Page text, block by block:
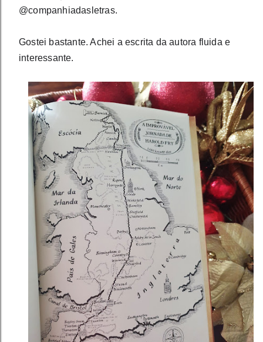
@companhiadasletras.
Gostei bastante. Achei a escrita da autora fluida e
interessante.